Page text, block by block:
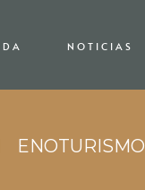
NOTICIAS
ENOTURISMO